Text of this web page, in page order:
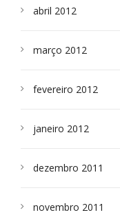
abril 2012
março 2012
fevereiro 2012
janeiro 2012
dezembro 2011
novembro 2011